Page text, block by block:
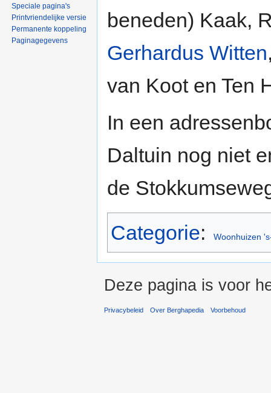
beneden) Kaak,
Gerhardus Witten
van Koot en Ten
In een
Daltuin nog niet
de
Categorie: Woonhuizen
Speciale pagina's
Printvriendelijke versie
Permanente koppeling
Paginagegevens
Deze pagina is voor
Privacybeleid Over Berghapedia Voorbehoud